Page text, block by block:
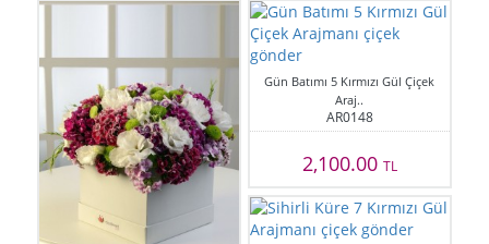
Gün Batımı 5 Kırmızı Gül Çiçek
Araj..
AR0148
2,100.00 TL